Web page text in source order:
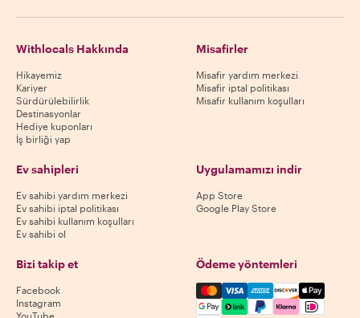
Withlocals Hakkında
Hikayemiz
Kariyer
Sürdürülebilirlik
Destinasyonlar
Hediye kuponları
İş birliği yap
Misafirler
Misafir yardım merkezi
Misafir iptal politikası
Misafir kullanım koşulları
Ev sahipleri
Ev sahibi yardım merkezi
Ev sahibi iptal politikası
Ev sahibi kullanım koşulları
Ev sahibi ol
Uygulamamızı indir
App Store
Google Play Store
Bizi takip et
Facebook
Instagram
Ödeme yöntemleri
Mastercard, Visa, Amex,